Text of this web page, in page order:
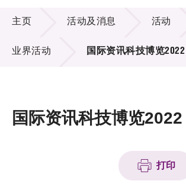
技术商品化
项目及资助计划
活动及消息
活动及消息
主页 活动及消息 活动
业界活动 国际资讯科技博览2022
国际资讯科技博览2022
打印